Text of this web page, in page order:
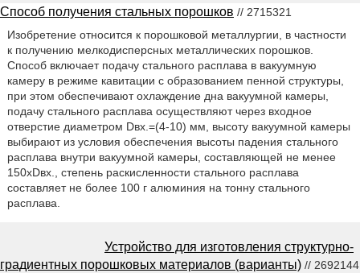
Способ получения стальных порошков // 2715321
Изобретение относится к порошковой металлургии, в частности
к получению мелкодисперсных металлических порошков.
Способ включает подачу стального расплава в вакуумную
камеру в режиме кавитации с образованием пенной структуры,
при этом обеспечивают охлаждение дна вакуумной камеры,
подачу стального расплава осуществляют через входное
отверстие диаметром Dвх.=(4-10) мм, высоту вакуумной камеры
выбирают из условия обеспечения высоты падения стального
расплава внутри вакуумной камеры, составляющей не менее
150хDвх., степень раскисленности стального расплава
составляет не более 100 г алюминия на тонну стального
расплава.
Устройство для изготовления структурно-
градиентных порошковых материалов (варианты) // 2692144